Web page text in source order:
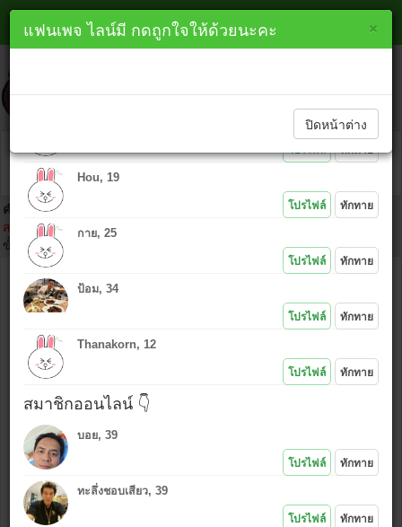
หาเพื่อนไลน์ ระยอง line
คำเตือน : ห้ามนำไอดีคนอื่นมาโพสต์โดยเด็ดขาด เพราะ IP ที่ท่านโพสต์
สามารถตามตัวได้ และถ้าเกิดเรื่องมาต้องยอมรับในการกระทำของตัวเอง
ขั้นตอนคลิก
ชื่อ :
ไอดีไลน์ :
ข้อความ :
ใช้รูปเดียวกันกับที่โพสต์ล่าสุด
ใช้รูปใหม่ (เลือก*งดรูปลามก
แนบรูป หรือ คลิกไอคอนอัพรูป
×
lineme.in.th
ทักทายสมาชิกใหม่ 👇
โปรไฟล์ ทักทาย
Hou, 19
โปรไฟล์ ทักทาย
กาย, 25
โปรไฟล์ ทักทาย
ป้อม, 34
โปรไฟล์ ทักทาย
Thanakorn, 12
โปรไฟล์ ทักทาย
สมาชิกออนไลน์ 👇
บอย, 39
โปรไฟล์ ทักทาย
ทะลึ่งชอบเสียว, 39
โปรไฟล์ ทักทาย
×
แฟนเพจ ไลน์มี กดถูกใจให้ด้วยนะคะ
ปิดหน้าต่าง